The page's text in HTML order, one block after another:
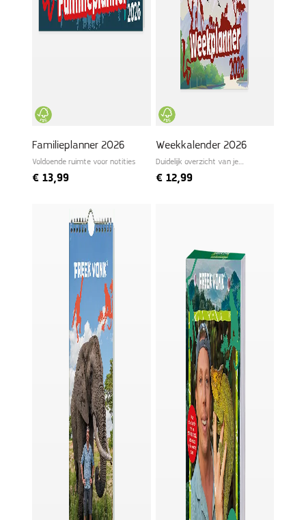
Familieplanner 2026
Voldoende ruimte voor notities
€ 13,99
Weekkalender 2026
Duidelijk overzicht van je
€12,99